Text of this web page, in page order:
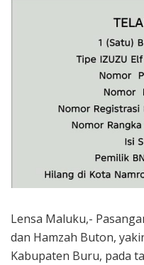
Lensa Maluku,-
dan Hamzah Buton,
Kabupaten Buru, pada